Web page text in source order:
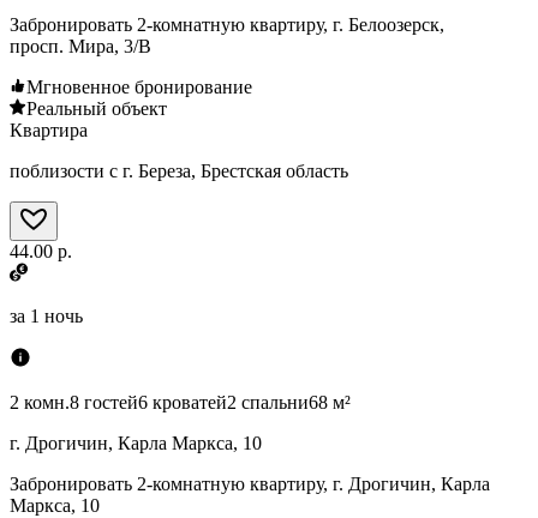
Забронировать 2-комнатную квартиру, г. Белоозерск,
просп. Мира, 3/В
Мгновенное бронирование
Реальный объект
Квартира
поблизости с г. Береза, Брестская область
44.00 р.
за 1 ночь
2 комн.8 гостей6 кроватей2 спальни68 м²
г. Дрогичин, Карла Маркса, 10
Забронировать 2-комнатную квартиру, г. Дрогичин, Карла
Маркса, 10